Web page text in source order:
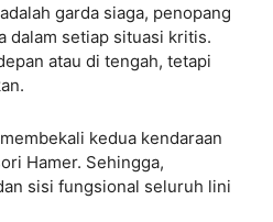
garda siaga, penopang
dalam setiap situasi kritis.
atau di tengah, tetapi
kedua kendaraan
Hamer. Sehingga,
sisi fungsional seluruh lini